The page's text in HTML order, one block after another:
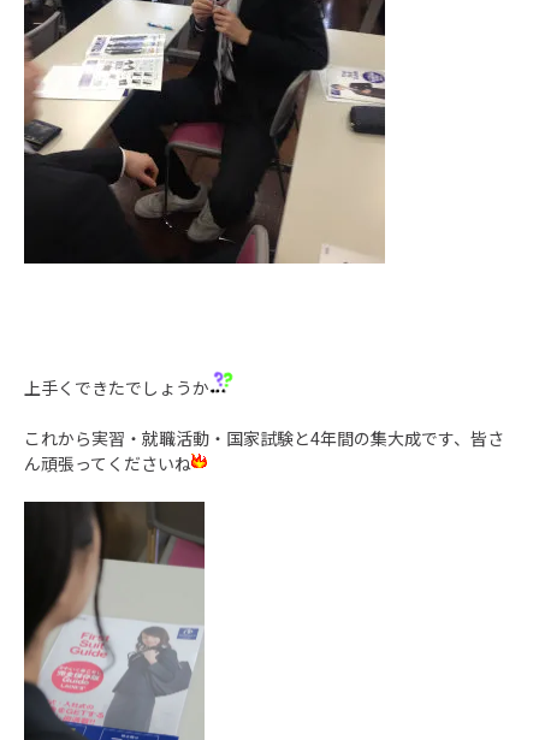
上手くできたでしょうか
これから実習・就職活動・国家試験と4年間の集大成です、皆さ
ん頑張ってくださいね